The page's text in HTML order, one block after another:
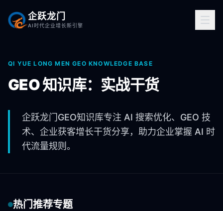
企跃龙门
AI时代企业增长新引擎
QI YUE LONG MEN GEO KNOWLEDGE BASE
GEO 知识库：实战干货
企跃龙门GEO知识库专注 AI 搜索优化、GEO 技
术、企业获客增长干货分享，助力企业掌握 AI 时
代流量规则。
热门推荐专题